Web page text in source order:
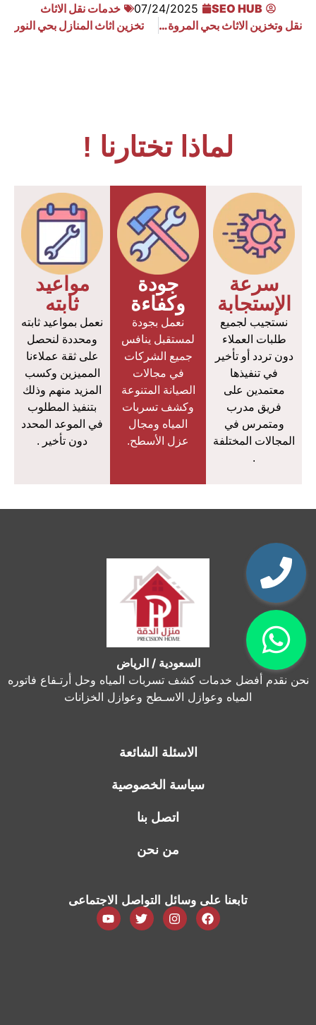
SEO HUB
07/24/2025
خدمات نقل الاثاث
نقل وتخزين الاثاث بحي المروة بسهول ويسر
تخزين اثاث المنازل بحي النور
لماذا تختارنا !
سرعة
الإستجابة
نستجيب لجميع
طلبات العملاء
دون تردد أو تأخير
في تنفيذها
معتمدين على
فريق مدرب
ومتمرس في
المجالات المختلفة
.
جودة
وكفاءة
نعمل بجودة
لمستقبل ينافس
جميع الشركات
في مجالات
الصيانة المتنوعة
وكشف تسربات
المياه ومجال
عزل الأسطح.
مواعيد
ثابته
نعمل بمواعيد ثابته
ومحددة لنحصل
على ثقة عملاءنا
المميزين وكسب
المزيد منهم وذلك
بتنفيذ المطلوب
في الموعد المحدد
دون تأخير .
السعودية / الرياض
نحن نقدم أفضل خدمات كشف تسربات المياه وحل أرتـفاع فاتوره
المياه وعوازل الاسـطح وعوازل الخزانات
الاسئلة الشائعة
سياسة الخصوصية
اتصل بنا
من نحن
تابعنا على وسائل التواصل الاجتماعى